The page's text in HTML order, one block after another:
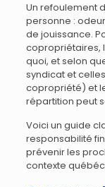
Un refoulement
personne :
de jouissance.
copropriétaires,
quoi, et selon
syndicat et
copropriété) et
répartition peut
Voici un guide
responsabilité
prévenir les
contexte